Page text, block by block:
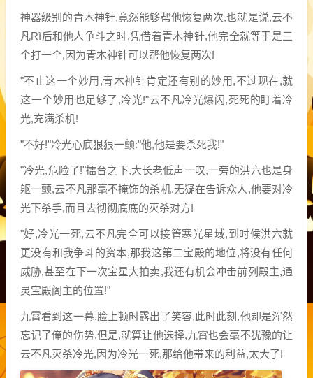
神器级别的青木神针,竟然能够帮他恢复两次,也就是说,云不
凡Rì后和他人争斗之时,凭借着青木神针,他完全就等于是三
个打一个,因为青木神针可以帮他恢复两次!
"不止这一个妙用,青木神针肯定还有别的妙用,不过现在,就
这一个妙用也足够了,冷光!"云不凡冷光爆闪,死死的盯着冷
光,充满杀机!
"不好!"冷光心底狠狠一颤:"他,他是要杀死我!"
"冷光,危险了!"擂台之下,大长老低声一叹,一旁的洪六也是身
躯一颤,云不凡那毫不掩饰的杀机,无疑在告诉众人,他要对冷
光下杀手,而且去彻彻底底的灭杀对方!
"好,冷光一死,云不凡完全可以接管寒光星域,到时候洪六就
更没有和我争斗的资本,那我这第二宝殿的地位,将没有任何
威胁,甚至在下一次宝星大拍卖,我还有机会冲击前列殿主,通
灵宝殿阁主的位置!"
九霄看到这一幕,脸上顿时露出了笑容,此时此刻,他却是浑然
忘记了俺的伤势,但是,就算让他选择,九霄也会毫不犹豫的让
云不凡灭杀冷光,因为冷光一死,那给他带来的利益,太大了!